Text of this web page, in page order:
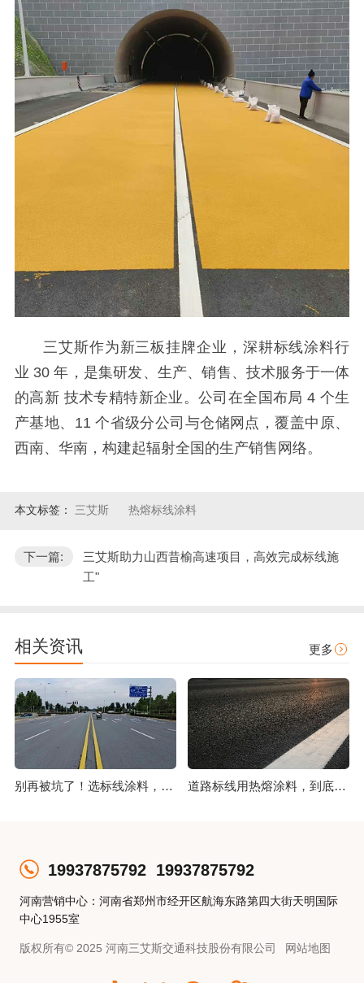
三艾斯作为新三板挂牌企业，深耕标线涂料行
业 30 年，是集研发、生产、销售、技术服务于一体
的高新 技术专精特新企业。公司在全国布局 4 个生
产基地、11 个省级分公司与仓储网点，覆盖中原、
西南、华南，构建起辐射全国的生产销售网络。
本文标签： 三艾斯 热熔标线涂料
下一篇:
三艾斯助力山西昔榆高速项目，高效完成标线施
工"
相关资讯 更多
别再被坑了！选标线涂料，这几点比价格更重要 道路标线用热熔涂料，到底好在哪？
19937875792 19937875792
河南营销中心：河南省郑州市经开区航海东路第四大街天明国际
中心1955室
版权所有© 2025 河南三艾斯交通科技股份有限公司 网站地图